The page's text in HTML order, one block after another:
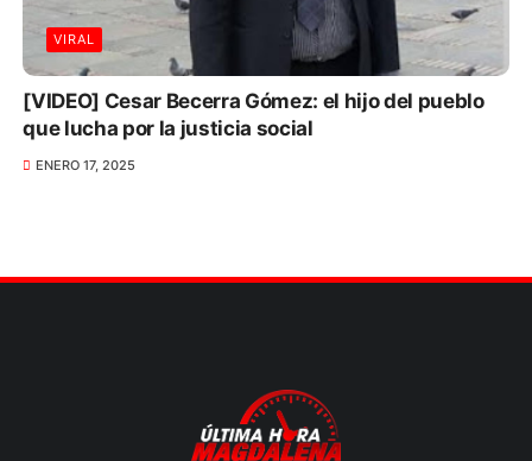
VIRAL
[VIDEO] Cesar Becerra Gómez: el hijo del pueblo
que lucha por la justicia social
ENERO 17, 2025